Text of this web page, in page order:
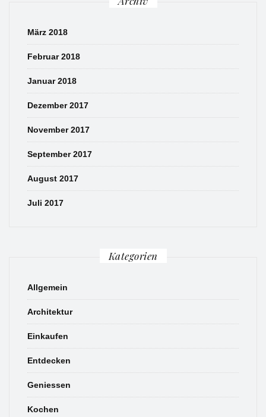
März 2018
Februar 2018
Januar 2018
Dezember 2017
November 2017
September 2017
August 2017
Juli 2017
Kategorien
Allgemein
Architektur
Einkaufen
Entdecken
Geniessen
Kochen